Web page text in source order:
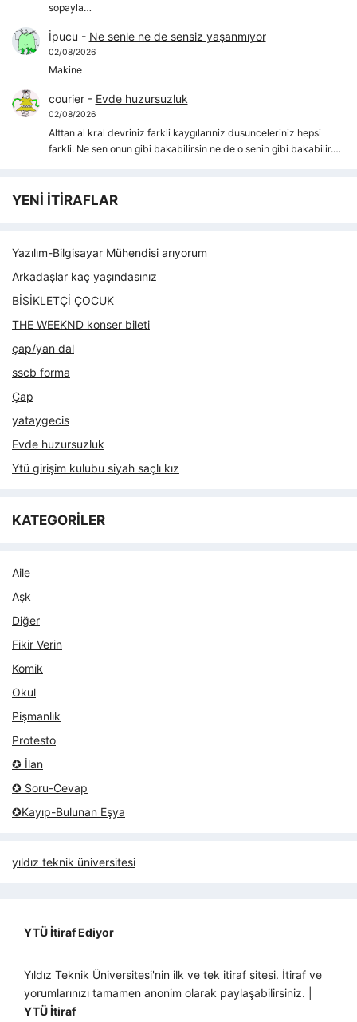
sopayla…
İpucu - Ne senle ne de sensiz yaşanmıyor
02/08/2026
Makine
courier- Evde huzursuzluk
02/08/2026
Alttan al kral devriniz farkli kaygılarıniz dusunceleriniz hepsi
farkli. Ne sen onun gibi bakabilirsin ne de o senin gibi bakabilir.…
YENİ İTİRAFLAR
Yazılım-Bilgisayar Mühendisi arıyorum
Arkadaşlar kaç yaşındasınız
BİSİKLETÇİ ÇOCUK
THE WEEKND konser bileti
çap/yan dal
sscb forma
Çap
yataygecis
Evde huzursuzluk
Ytü girişim kulubu siyah saçlı kız
KATEGORİLER
Aile
Aşk
Diğer
Fikir Verin
Komik
Okul
Pişmanlık
Protesto
✪ İlan
✪ Soru-Cevap
✪Kayıp-Bulunan Eşya
yıldız teknik üniversitesi
YTÜ İtiraf Ediyor
Yıldız Teknik Üniversitesi'nin ilk ve tek itiraf sitesi. İtiraf ve
yorumlarınızı tamamen anonim olarak paylaşabilirsiniz. |
YTÜ İtiraf